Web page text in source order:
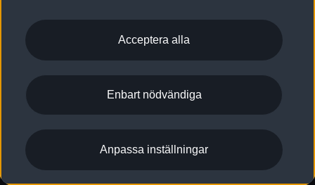
2G/3G nätet stängs ned - Hur påverkas min bil av detta?
Nyhetsbrev
Vårt hållbarhetsarbete
Lediga tjänster huvudkontor
Lediga tjänster hos Audi Återförsäljare
Kommentar till mediauppgifter om dataläcka
Anpassa inställningar för cookies
Visselblåsarkanaler
Acceptera alla
Enbart nödvändiga
Anpassa inställningar